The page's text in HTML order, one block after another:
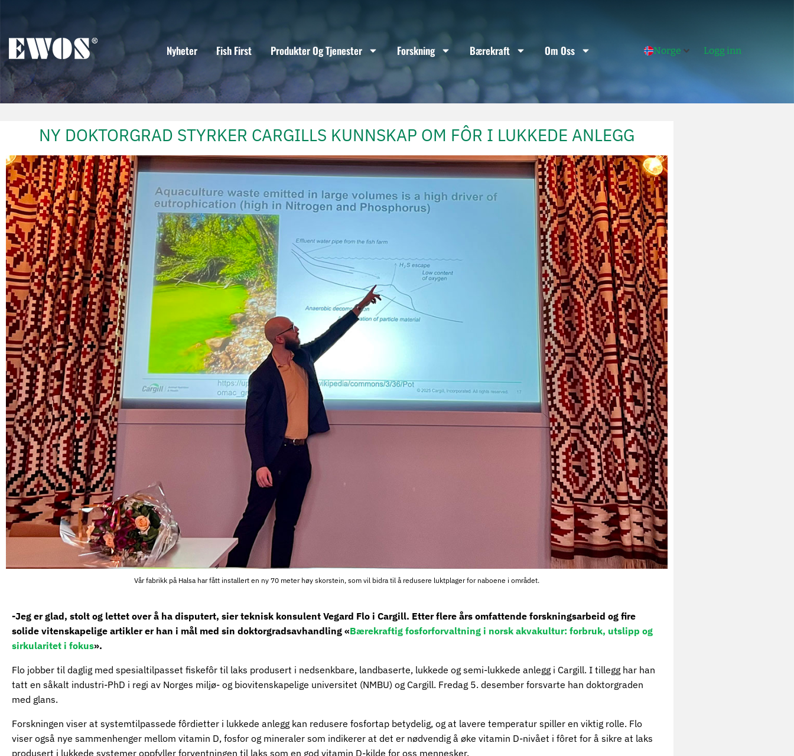
Nyheter Fish First Produkter Og Tjenester Forskning Bærekraft Om Oss Norge Logg inn
NY DOKTORGRAD STYRKER CARGILLS KUNNSKAP OM FÔR I LUKKEDE ANLEGG
Vår fabrikk på Halsa har fått installert en ny 70 meter høy skorstein, som vil bidra til å redusere luktplager for naboene i området.
-Jeg er glad, stolt og lettet over å ha disputert, sier teknisk konsulent Vegard Flo i Cargill. Etter flere års omfattende forskningsarbeid og fire
solide vitenskapelige artikler er han i mål med sin doktorgradsavhandling «Bærekraftig fosforforvaltning i norsk akvakultur: forbruk, utslipp og
sirkularitet i fokus».
Flo jobber til daglig med spesialtilpasset fiskefôr til laks produsert i nedsenkbare, landbaserte, lukkede og semi-lukkede anlegg i Cargill. I tillegg har han
tatt en såkalt industri-PhD i regi av Norges miljø- og biovitenskapelige universitet (NMBU) og Cargill. Fredag 5. desember forsvarte han doktorgraden
med glans.
Forskningen viser at systemtilpassede fôrdietter i lukkede anlegg kan redusere fosfortap betydelig, og at lavere temperatur spiller en viktig rolle. Flo
viser også nye sammenhenger mellom vitamin D, fosfor og mineraler som indikerer at det er nødvendig å øke vitamin D-nivået i fôret for å sikre at laks
produsert i lukkede systemer oppfyller forventningen til laks som en god vitamin D-kilde for oss mennesker.